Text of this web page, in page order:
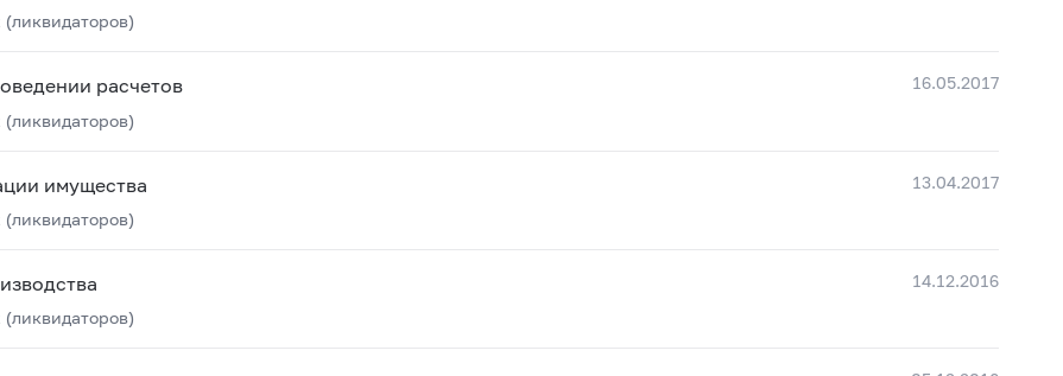
16.05.2017
расчетов
13.04.2017
имущества
14.12.2016